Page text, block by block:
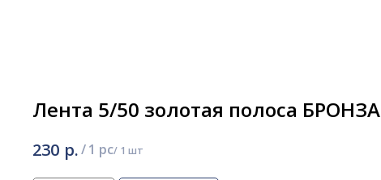
Лента 5/50 золотая полоса БРОНЗА
230 р./1 pc